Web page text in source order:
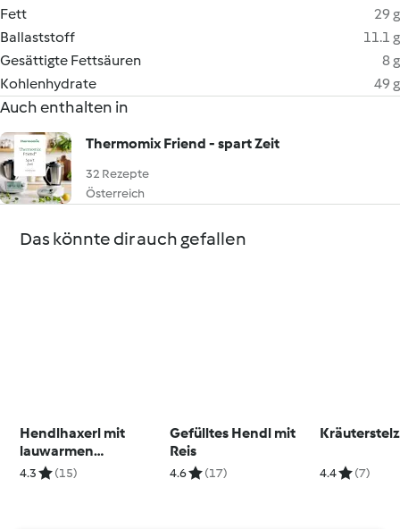
Fett
29 g
Ballaststoff
11.1 g
Gesättigte Fettsäuren
8 g
Kohlenhydrate
49 g
Auch enthalten in
Thermomix Friend - spart Zeit
32 Rezepte
Österreich
Das könnte dir auch gefallen
Hendlhaxerl mit
lauwarmen
Fisolensalat und
4.3 (15)
Gefülltes Hendl mit
Reis
4.6 (17) 4.4 (7)